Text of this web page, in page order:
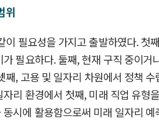
위
이 필요성을 가지고 출발하였다. 첫
필요하다. 둘째, 현재 구직 중이
째, 고용 및 일자리 차원에서 정책
리 환경에서 첫째, 미래 직업 유형
시에 활용함으로써 미래 일자리